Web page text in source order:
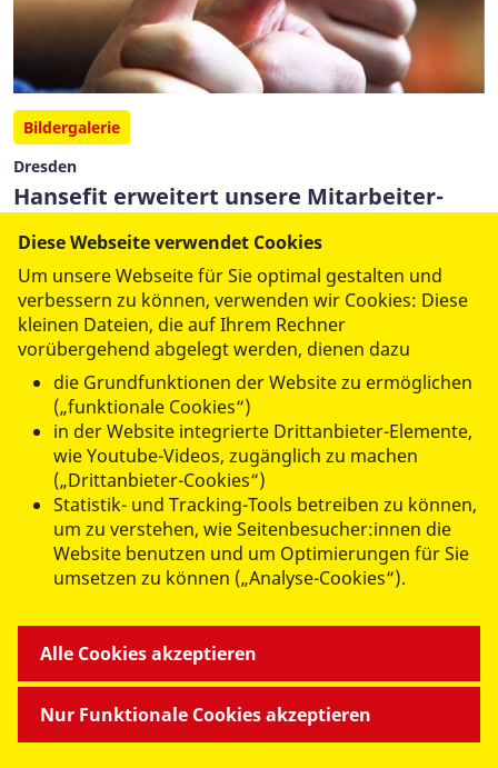
Bildergalerie
Dresden
Hansefit erweitert unsere Mitarbeiter-
Benefits
Mehr lesen
1(aktuell)
2 3
… 62
MITMACHEN & HELFEN
Diese Webseite verwendet Cookies
Um unsere Webseite für Sie optimal gestalten und
verbessern zu können, verwenden wir Cookies: Diese
kleinen Dateien, die auf Ihrem Rechner
vorübergehend abgelegt werden, dienen dazu
die Grundfunktionen der Website zu ermöglichen
(„funktionale Cookies“)
in der Website integrierte Drittanbieter-Elemente,
wie Youtube-Videos, zugänglich zu machen
(„Drittanbieter-Cookies“)
Statistik- und Tracking-Tools betreiben zu können,
um zu verstehen, wie Seitenbesucher:innen die
Website benutzen und um Optimierungen für Sie
umsetzen zu können („Analyse-Cookies“).
Nur Funktionale Cookies akzeptieren
Alle Cookies akzeptieren